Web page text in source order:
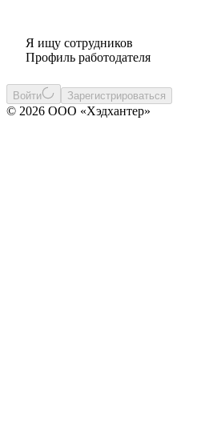
Я ищу сотрудников
Профиль работодателя
Войти Зарегистрироваться
© 2026 ООО «Хэдхантер»